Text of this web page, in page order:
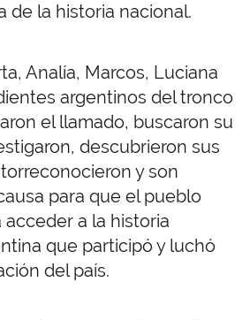
de la historia nacional.
Analía, Marcos, Luciana
argentinos del tronco
el llamado, buscaron su
descubrieron sus
y son
para que el pueblo
a la historia
que participó y luchó
del país.